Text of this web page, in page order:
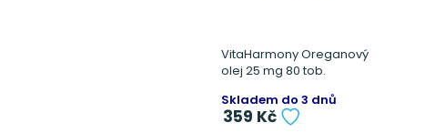
VitaHarmony Oreganový
olej 25 mg 80 tob.
Skladem do 3 dnů
359 Kč